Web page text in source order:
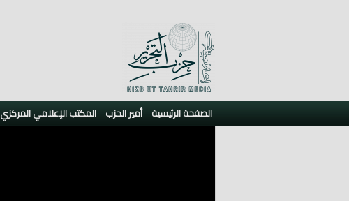
الصفحة الرئيسية أمير الحزب المكتب الإعلامي المركزي